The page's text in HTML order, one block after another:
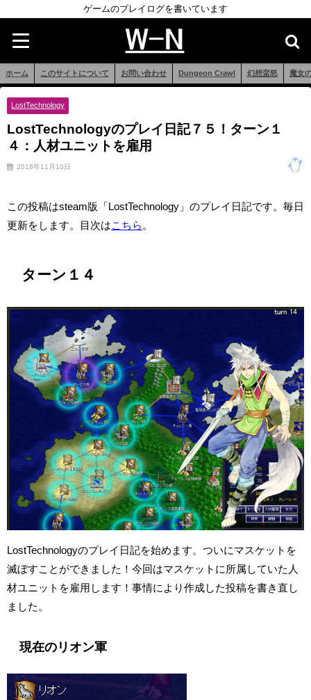
ゲームのプレイログを書いています
ホーム このサイトについて お問い合わせ Dungeon Crawl 幻想蛮怒 魔女
LostTechnology
LostTechnologyのプレイ日記７５！ターン１
４：人材ユニットを雇用
2018年11月10日
この投稿はsteam版「LostTechnology」のプレイ日記です。毎日
更新をします。目次は こちら
ターン１４
LostTechnologyのプレイ日記を始めます。ついにマスケットを
滅ぼすことができました！今回はマスケットに所属していた人
材ユニットを雇用します！事情により作成した投稿を書き直し
ました。
現在のリオン軍